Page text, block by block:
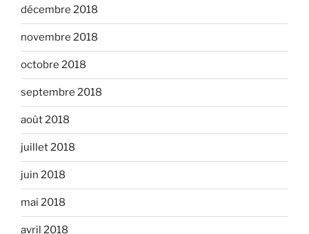
décembre 2018
novembre 2018
octobre 2018
septembre 2018
août 2018
juillet 2018
juin 2018
mai 2018
avril 2018